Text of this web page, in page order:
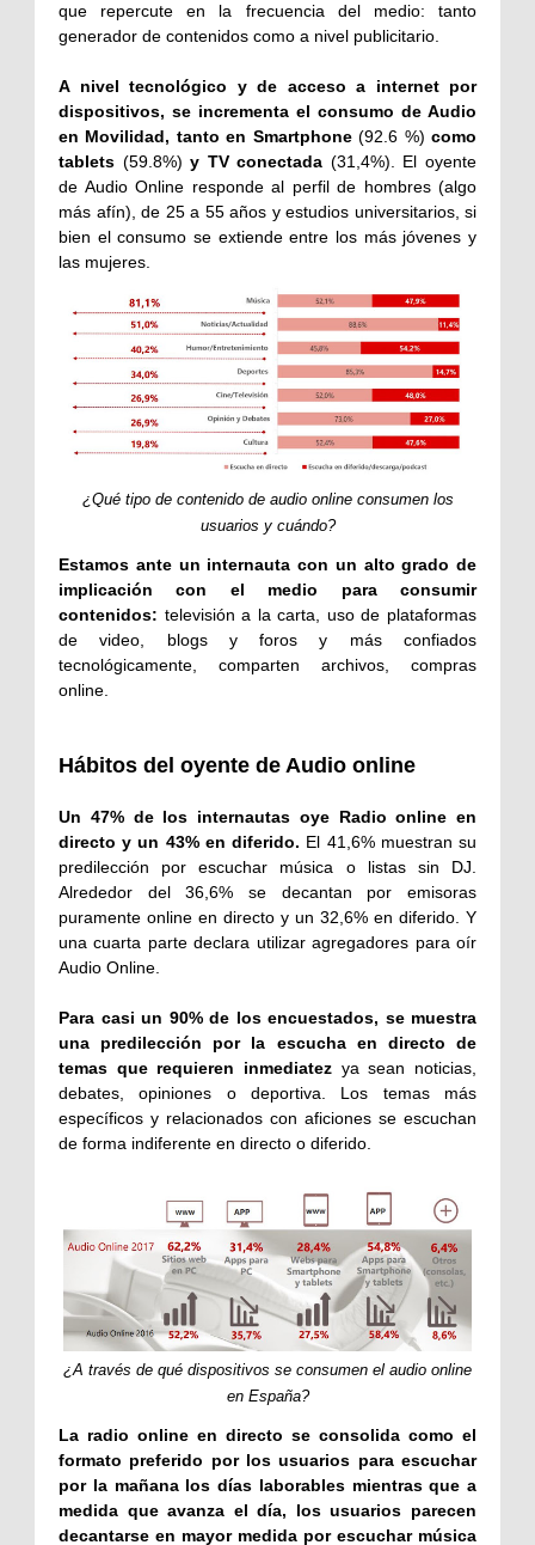
que repercute en la frecuencia del medio: tanto
generador de contenidos como a nivel publicitario.
A nivel tecnológico y de acceso a internet por
dispositivos, se incrementa el consumo de Audio
en Movilidad, tanto en Smartphone(92.6 %)como
tablets (59.8%)y TV conectada (31,4%). El oyente
de Audio Online responde al perfil de hombres (algo
más afín), de 25 a 55 años y estudios universitarios, si
bien el consumo se extiende entre los más jóvenes y
las mujeres.
¿Qué tipo de contenido de audio online consumen los
usuarios y cuándo?
Estamos ante un internauta con un alto grado de
implicación con el medio para consumir
contenidos: televisión a la carta, uso de plataformas
de video, blogs y foros y más confiados
tecnológicamente, comparten archivos, compras
online.
Hábitos del oyente de Audio online
Un 47% de los internautas oye Radio online en
directo y un 43% en diferido. El 41,6% muestran su
predilección por escuchar música o listas sin DJ.
Alrededor del 36,6% se decantan por emisoras
puramente online en directo y un 32,6% en diferido. Y
una cuarta parte declara utilizar agregadores para oír
Audio Online.
Para casi un 90% de los encuestados, se muestra
una predilección por la escucha en directo de
temas que requieren inmediatez ya sean noticias,
debates, opiniones o deportiva. Los temas más
específicos y relacionados con aficiones se escuchan
de forma indiferente en directo o diferido.
¿A través de qué dispositivos se consumen el audio online
en España?
La radio online en directo se consolida como el
formato preferido por los usuarios para escuchar
por la mañana los días laborables mientras que a
medida que avanza el día, los usuarios parecen
decantarse en mayor medida por escuchar música